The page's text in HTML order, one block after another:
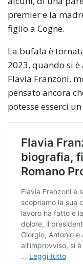
premier e la
figlio a Cogne.
La bufala è
2023, quando si
Flavia Franzoni,
pensato ancora
potesse esserci